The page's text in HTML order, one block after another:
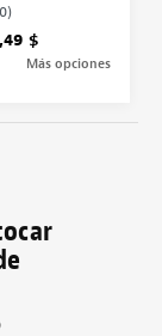
$
Más opciones